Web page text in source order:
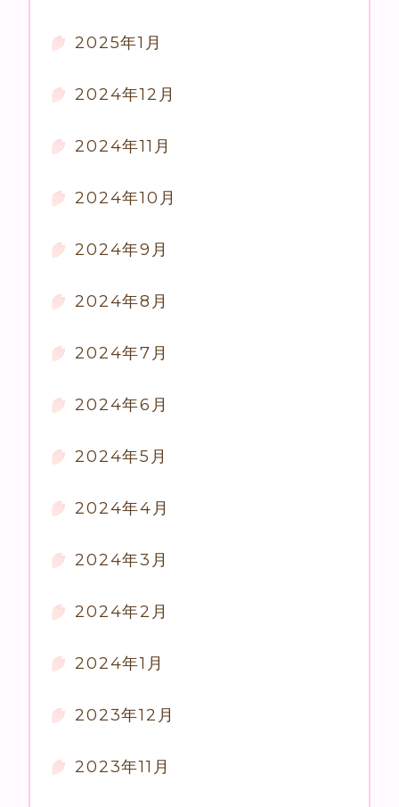
2025年1月
2024年12月
2024年11月
2024年10月
2024年9月
2024年8月
2024年7月
2024年6月
2024年5月
2024年4月
2024年3月
2024年2月
2024年1月
2023年12月
2023年11月